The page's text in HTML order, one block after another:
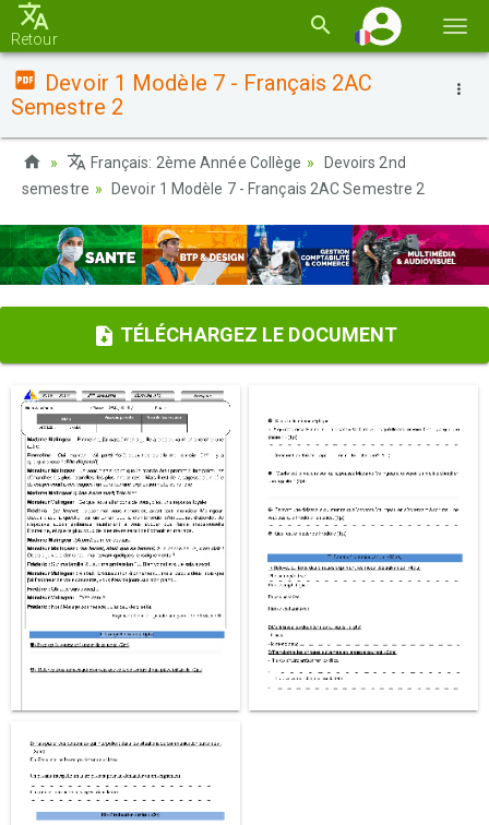
la
Retour
Devoir 1 Modèle 7 - Français 2AC
Semestre 2
Français: 2ème Année Collège
Devoirs 2nd
semestre
Devoir 1 Modèle 7 - Français 2AC Semestre 2
TÉLÉCHARGEZ LE DOCUMENT